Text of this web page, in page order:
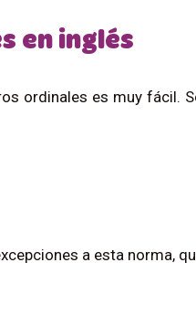
en inglés
ordinales es muy fácil.
a esta norma,